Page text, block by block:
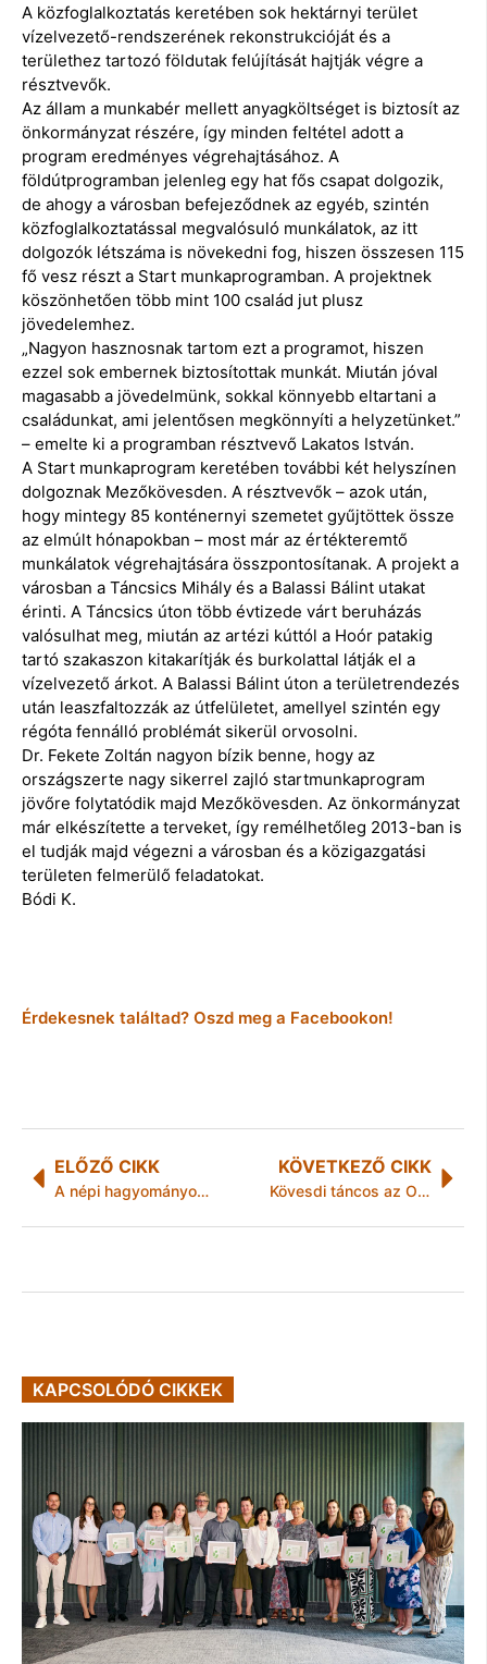
A közfoglalkoztatás keretében sok hektárnyi terület
vízelvezető-rendszerének rekonstrukcióját és a
területhez tartozó földutak felújítását hajtják végre a
résztvevők.
Az állam a munkabér mellett anyagköltséget is biztosít az
önkormányzat részére, így minden feltétel adott a
program eredményes végrehajtásához. A
földútprogramban jelenleg egy hat fős csapat dolgozik,
de ahogy a városban befejeződnek az egyéb, szintén
közfoglalkoztatással megvalósuló munkálatok, az itt
dolgozók létszáma is növekedni fog, hiszen összesen 115
fő vesz részt a Start munkaprogramban. A projektnek
köszönhetően több mint 100 család jut plusz
jövedelemhez.
„Nagyon hasznosnak tartom ezt a programot, hiszen
ezzel sok embernek biztosítottak munkát. Miután jóval
magasabb a jövedelmünk, sokkal könnyebb eltartani a
családunkat, ami jelentősen megkönnyíti a helyzetünket.”
– emelte ki a programban résztvevő Lakatos István.
A Start munkaprogram keretében további két helyszínen
dolgoznak Mezőkövesden. A résztvevők – azok után,
hogy mintegy 85 konténernyi szemetet gyűjtöttek össze
az elmúlt hónapokban – most már az értékteremtő
munkálatok végrehajtására összpontosítanak. A projekt a
városban a Táncsics Mihály és a Balassi Bálint utakat
érinti. A Táncsics úton több évtizede várt beruházás
valósulhat meg, miután az artézi kúttól a Hoór patakig
tartó szakaszon kitakarítják és burkolattal látják el a
vízelvezető árkot. A Balassi Bálint úton a területrendezés
után leaszfaltozzák az útfelületet, amellyel szintén egy
régóta fennálló problémát sikerül orvosolni.
Dr. Fekete Zoltán nagyon bízik benne, hogy az
országszerte nagy sikerrel zajló startmunkaprogram
jövőre folytatódik majd Mezőkövesden. Az önkormányzat
már elkészítette a terveket, így remélhetőleg 2013-ban is
el tudják majd végezni a városban és a közigazgatási
területen felmerülő feladatokat.
Bódi K.
Érdekesnek találtad? Oszd meg a Facebookon!
ELŐZŐ CIKK
A népi hagyományok hétvégéje
KÖVETKEZŐ CIKK
Kövesdi táncos az Olimpián
KAPCSOLÓDÓ CIKKEK